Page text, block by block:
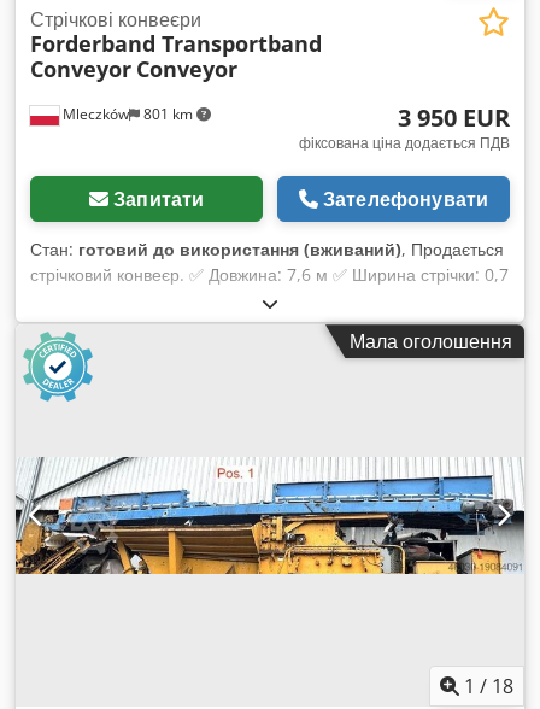
Mleczków 801 km
Стрічкові конвеєри
Forderband Transportband
Conveyor Conveyor
3 950 EUR
фіксована ціна додається ПДВ
Запитати Зателефонувати
Стан: готовий до використання (вживаний), Продається
стрічковий конвеєр. ✅ Довжина: 7,6 м ✅ Ширина стрічки: 0,7
м ✅ Можливість організації транспортування ✅ Великий
вибір стрічкових конвеєрів, доступних на складі Запрошуємо
до співпраці. Допоможемо підібрати відповідний стрічковий
конвеєр, який відповідатиме вашим потребам. Dwjdpfsznkt
Ijx Abnea
Мала оголошення
1 / 18